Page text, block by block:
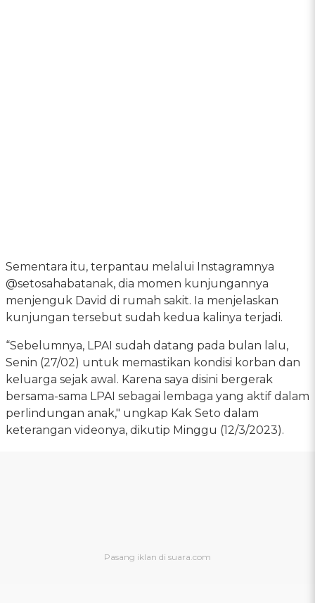
Sementara itu, terpantau melalui Instagramnya
@setosahabatanak, dia momen kunjungannya
menjenguk David di rumah sakit. Ia menjelaskan
kunjungan tersebut sudah kedua kalinya terjadi.
“Sebelumnya, LPAI sudah datang pada bulan lalu,
Senin (27/02) untuk memastikan kondisi korban dan
keluarga sejak awal. Karena saya disini bergerak
bersama-sama LPAI sebagai lembaga yang aktif dalam
perlindungan anak," ungkap Kak Seto dalam
keterangan videonya, dikutip Minggu (12/3/2023).